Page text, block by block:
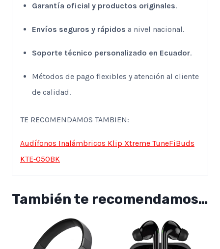
Garantía oficial y productos originales.
Envíos seguros y rápidos a nivel nacional.
Soporte técnico personalizado en Ecuador.
Métodos de pago flexibles y atención al cliente
de calidad.
TE RECOMENDAMOS TAMBIEN:
Audífonos Inalámbricos Klip Xtreme TuneFiBuds
KTE‑050BK
También te recomendamos…